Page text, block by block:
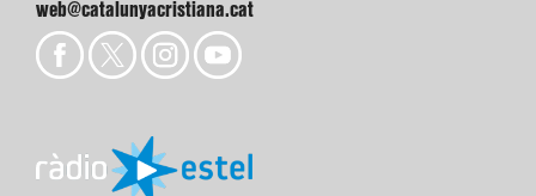
web@catalunyacristiana.cat